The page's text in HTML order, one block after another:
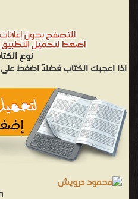
نوع
اذا اعجبك الكتاب فضلاً اضغط